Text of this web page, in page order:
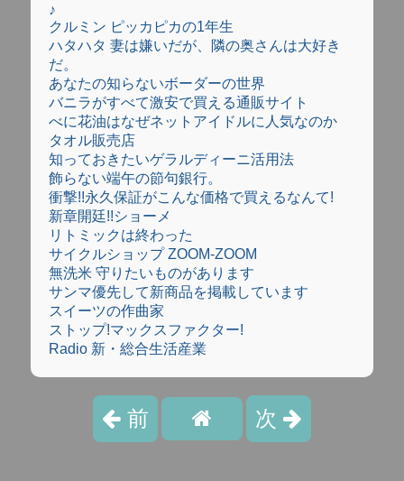
♪
クルミン ピッカピカの1年生
ハタハタ 妻は嫌いだが、隣の奥さんは大好き
だ。
あなたの知らないボーダーの世界
バニラがすべて激安で買える通販サイト
べに花油はなぜネットアイドルに人気なのか
タオル販売店
知っておきたいゲラルディーニ活用法
飾らない端午の節句銀行。
衝撃!!永久保証がこんな価格で買えるなんて!
新章開廷!!ショーメ
リトミックは終わった
サイクルショップ ZOOM-ZOOM
無洗米 守りたいものがあります
サンマ優先して新商品を掲載しています
スイーツの作曲家
ストップ!マックスファクター!
Radio 新・総合生活産業
前 次